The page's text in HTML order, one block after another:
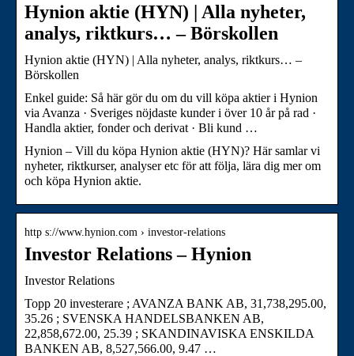
Hynion aktie (HYN) | Alla nyheter,
analys, riktkurs… – Börskollen
Hynion aktie (HYN) | Alla nyheter, analys, riktkurs… –
Börskollen
Enkel guide: Så här gör du om du vill köpa aktier i Hynion
via Avanza · Sveriges nöjdaste kunder i över 10 år på rad ·
Handla aktier, fonder och derivat · Bli kund …
Hynion – Vill du köpa Hynion aktie (HYN)? Här samlar vi
nyheter, riktkurser, analyser etc för att följa, lära dig mer om
och köpa Hynion aktie.
http s://www.hynion.com › investor-relations
Investor Relations – Hynion
Investor Relations
Topp 20 investerare ; AVANZA BANK AB, 31,738,295.00,
35.26 ; SVENSKA HANDELSBANKEN AB,
22,858,672.00, 25.39 ; SKANDINAVISKA ENSKILDA
BANKEN AB, 8,527,566.00, 9.47 …